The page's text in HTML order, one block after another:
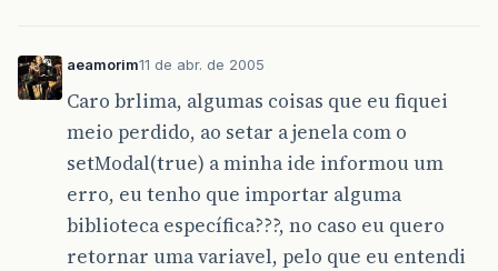
aeamorim11 de abr. de 2005
Caro brlima, algumas coisas que eu fiquei
meio perdido, ao setar a jenela com o
setModal(true) a minha ide informou um
erro, eu tenho que importar alguma
biblioteca específica???, no caso eu quero
retornar uma variavel, pelo que eu entendi